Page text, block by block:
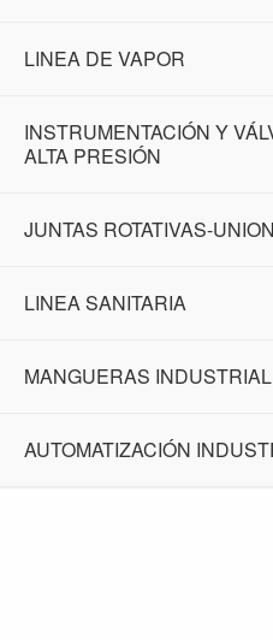
LINEA DE VAPOR
INSTRUMENTACIÓN Y
ALTA PRESIÓN
JUNTAS ROTATIVAS-
LINEA SANITARIA
MANGUERAS
AUTOMATIZACIÓN